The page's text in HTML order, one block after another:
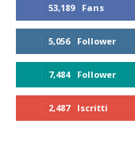
53,189 Fans
5,056 Follower
7,484 Follower
2,487 Iscritti